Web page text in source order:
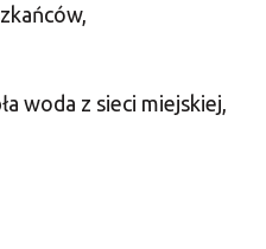
woda z sieci miejskiej,